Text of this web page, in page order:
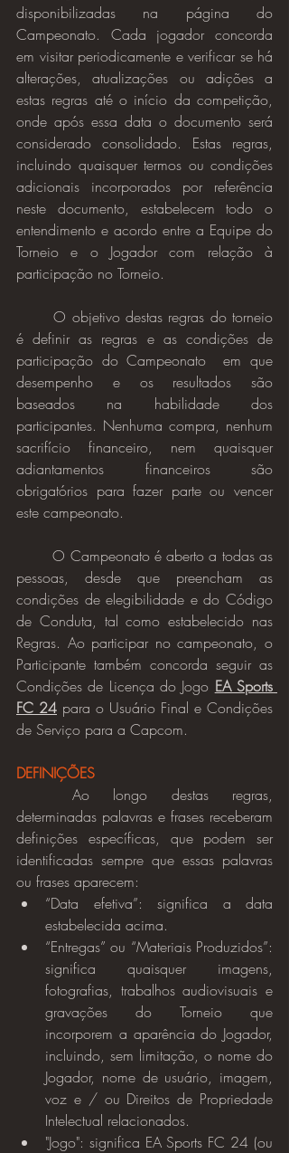
disponibilizadas na página do
Campeonato. Cada jogador concorda
em visitar periodicamente e verificar se há
alterações, atualizações ou adições a
estas regras até o início da competição,
onde após essa data o documento será
considerado consolidado. Estas regras,
incluindo quaisquer termos ou condições
adicionais incorporados por referência
neste documento, estabelecem todo o
entendimento e acordo entre a Equipe do
Torneio e o Jogador com relação à
participação no Torneio.
	O objetivo destas regras do torneio
é definir as regras e as condições de
participação do Campeonato  em que
desempenho e os resultados são
baseados na habilidade dos
participantes. Nenhuma compra, nenhum
sacrifício financeiro, nem quaisquer
adiantamentos financeiros são
obrigatórios para fazer parte ou vencer
este campeonato.
	O Campeonato é aberto a todas as
pessoas, desde que preencham as
condições de elegibilidade e do Código
de Conduta, tal como estabelecido nas
Regras. Ao participar no campeonato, o
Participante também concorda seguir as
Condições de Licença do Jogo EA Sports
FC 24 para o Usuário Final e Condições
de Serviço para a Capcom.
DEFINIÇÕES
determinadas palavras e frases receberam
definições específicas, que podem ser
identificadas sempre que essas palavras
ou frases aparecem:
“Data efetiva”: significa a data
estabelecida acima.
“Entregas” ou “Materiais Produzidos”:
significa quaisquer imagens,
fotografias, trabalhos audiovisuais e
gravações do Torneio que
incorporem a aparência do Jogador,
incluindo, sem limitação, o nome do
Jogador, nome de usuário, imagem,
voz e / ou Direitos de Propriedade
Intelectual relacionados.
"Jogo": significa EA Sports FC 24 (ou